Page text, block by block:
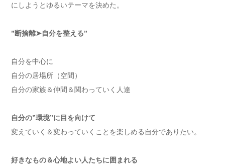
にしようとゆるいテーマを決めた。
”断捨離➤自分を整える”
自分を中心に
自分の居場所（空間）
自分の家族＆仲間＆関わっていく人達
自分の”環境”に目を向けて
変えていく＆変わっていくことを楽しめる自分でありたい。
好きなもの＆心地よい人たちに囲まれる